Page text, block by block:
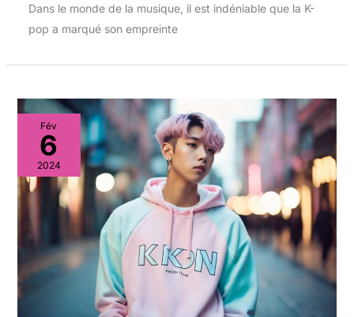
Dans le monde de la musique, il est indéniable que la K-
pop a marqué son empreinte
Fév
6
2024